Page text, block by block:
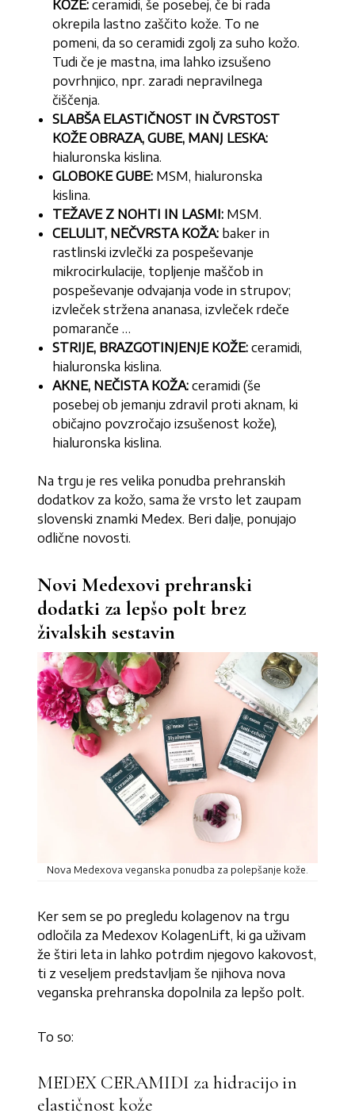
KOŽE:ceramidi, še posebej, če bi rada
okrepila lastno zaščito kože. To ne
pomeni, da so ceramidi zgolj za suho kožo.
Tudi če je mastna, ima lahko izsušeno
povrhnjico, npr. zaradi nepravilnega
čiščenja.
SLABŠA ELASTIČNOST IN ČVRSTOST
KOŽE OBRAZA, GUBE, MANJ LESKA:
hialuronska kislina.
GLOBOKE GUBE: MSM, hialuronska
kislina.
TEŽAVE Z NOHTI IN LASMI: MSM.
CELULIT, NEČVRSTA KOŽA: baker in
rastlinski izvlečki za pospeševanje
mikrocirkulacije, topljenje maščob in
pospeševanje odvajanja vode in strupov;
izvleček stržena ananasa, izvleček rdeče
pomaranče …
STRIJE, BRAZGOTINJENJE KOŽE: ceramidi,
hialuronska kislina.
AKNE, NEČISTA KOŽA:ceramidi (še
posebej ob jemanju zdravil proti aknam, ki
običajno povzročajo izsušenost kože),
hialuronska kislina.
Na trgu je res velika ponudba prehranskih
dodatkov za kožo, sama že vrsto let zaupam
slovenski znamki Medex. Beri dalje, ponujajo
odlične novosti.
Novi Medexovi prehranski
dodatki za lepšo polt brez
živalskih sestavin
Nova Medexova veganska ponudba za polepšanje kože.
Ker sem se po pregledu kolagenov na trgu
odločila za Medexov KolagenLift, ki ga uživam
že štiri leta in lahko potrdim njegovo kakovost,
ti z veseljem predstavljam še njihova nova
veganska prehranska dopolnila za lepšo polt.
To so:
MEDEX CERAMIDI za hidracijo in
elastičnost kože